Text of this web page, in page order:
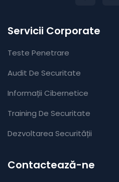
Servicii Corporate
Teste Penetrare
Audit De Securitate
Informații Cibernetice
Training De Securitate
Dezvoltarea Securității
Contactează-ne